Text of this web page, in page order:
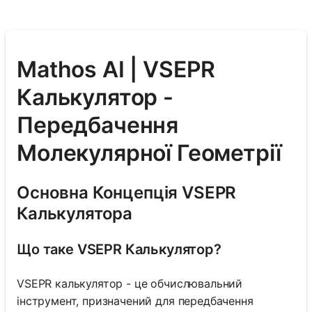
Mathos AI | VSEPR
Калькулятор -
Передбачення
Молекулярної Геометрії
Основна Концепція VSEPR
Калькулятора
Що таке VSEPR Калькулятор?
VSEPR калькулятор - це обчислювальний
інструмент, призначений для передбачення